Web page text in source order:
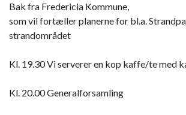
Bak fra Fredericia Kommune,
som vil fortæller planerne for bl.a.
strandområdet
Kl. 19.30 Vi serverer en kop kaffe/te med
Kl. 20.00 Generalforsamling